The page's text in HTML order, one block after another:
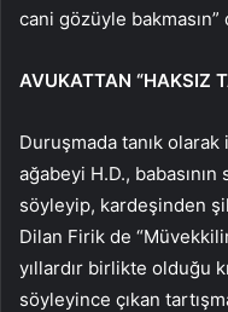
cani gözüyle
AVUKATTAN “HAKSIZ
Duruşmada tanık
ağabeyi H.D.,
söyleyip, kardeşinden
Dilan Firik de
yıllardır birlikte olduğu
söyleyince çıkan